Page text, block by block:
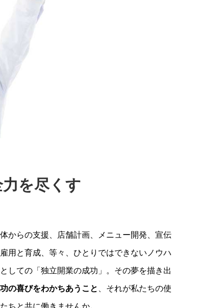
を尽くす
からの支援、店舗計画、メニュー開発、宣伝
用と育成、等々、ひとりではできないノウハ
しての「独立開業の成功」。その夢を描き出
の喜びをわかちあうこと、それが私たちの使